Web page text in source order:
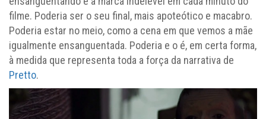
filme. Poderia ser o seu final, mais apoteótico e macabro.
Poderia estar no meio, como a cena em que vemos a mãe
igualmente ensanguentada. Poderia e o é, em certa forma,
à medida que representa toda a força da narrativa de
Pretto.